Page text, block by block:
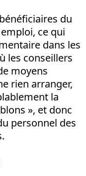
du
ce qui
dans les
les conseillers
moyens
rien arranger,
la
», et donc
personnel des